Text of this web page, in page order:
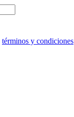
términos y condiciones